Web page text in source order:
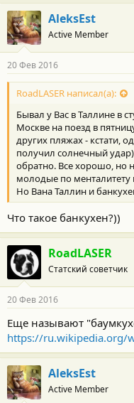
AleksEst
Active Member
20 Фев 2016
RoadLASER написал(а):
Бывал у Вас в Таллине в
Москве на поезд в
других пляжах - кстати,
получил солнечный
обратно. Все хорошо, но
молодые по менталитету
Но Вана Таллин и
Что такое банкухен?))
RoadLASER
Статский советчик
20 Фев 2016
Еще называют
https://ru.wikipedia.org/
AleksEst
Active Member